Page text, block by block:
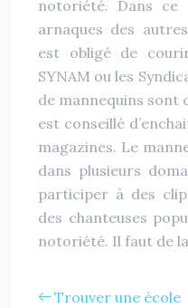
notoriété. Dans
arnaques des
est obligé de
SYNAM ou les
de mannequins sont
est conseillé
magazines. Le
dans plusieurs
participer à des
des chanteuses
notoriété. Il faut de
Trouver une école